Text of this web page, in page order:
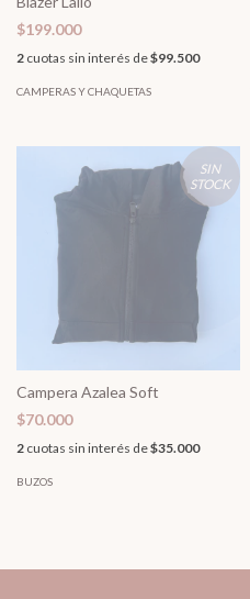
$199.000
2 cuotas sin interés de$99.500
CAMPERAS Y CHAQUETAS
SIN
STOCK
Campera Azalea Soft
$70.000
2 cuotas sin interés de$35.000
BUZOS